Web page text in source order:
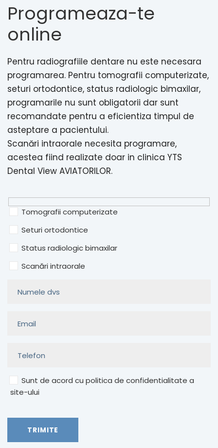
Programeaza-te
online
Pentru radiografiile dentare nu este necesara
programarea. Pentru tomografii computerizate,
seturi ortodontice, status radiologic bimaxilar,
programarile nu sunt obligatorii dar sunt
recomandate pentru a eficientiza timpul de
asteptare a pacientului.
Scanări intraorale necesita programare,
acestea fiind realizate doar in clinica YTS
Dental View AVIATORILOR.
Tomografii computerizate
Seturi ortodontice
Status radiologic bimaxilar
Scanări intraorale
Sunt de acord cu politica de confidentialitate a
site-ului